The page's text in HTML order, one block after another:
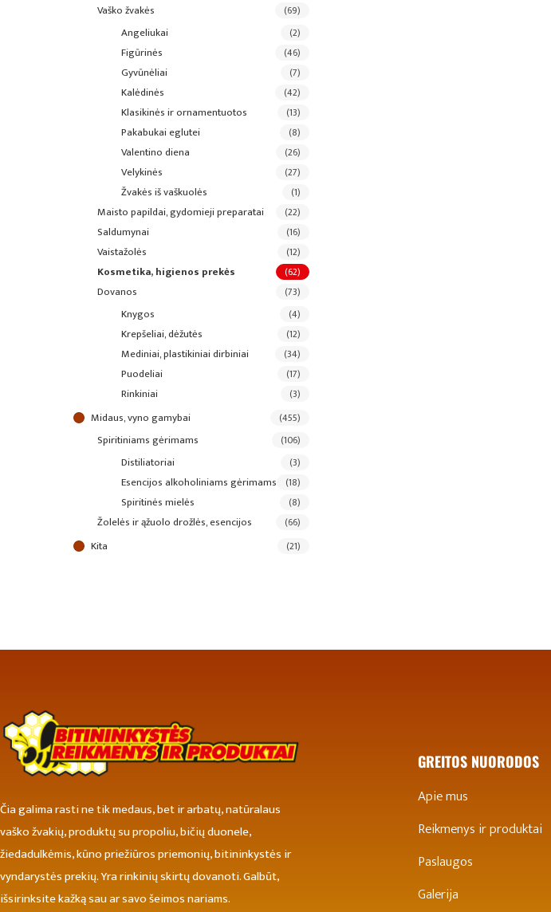
vaško žvakės (69)
angeliukai (2)
figūrinės (46)
gyvūnėliai (7)
kalėdinės (42)
klasikinės ir ornamentuotos (13)
pakabukai eglutei (8)
valentino diena (26)
velykinės (27)
žvakės iš vaškuolės (1)
maisto papildai, gydomieji preparatai (22)
saldumynai (16)
vaistažolės (12)
kosmetika, higienos prekės (62)
dovanos (73)
knygos (4)
krepšeliai, dėžutės (12)
mediniai, plastikiniai dirbiniai (34)
puodeliai (17)
rinkiniai (3)
midaus, vyno gamybai (455)
spiritiniams gėrimams (106)
distiliatoriai (3)
esencijos alkoholiniams gėrimams (18)
spiritinės mielės (8)
žolelės ir ąžuolo drožlės, esencijos (66)
kita (21)
Čia galima rasti ne tik medaus, bet ir arbatų, natūralaus
vaško žvakių, produktų su propoliu, bičių duonele,
žiedadulkėmis, kūno priežiūros priemonių, bitininkystės ir
vyndarystės prekių. Yra rinkinių skirtų dovanoti. Galbūt,
išsirinksite kažką sau ar savo šeimos nariams.
GREITOS NUORODOS
Apie mus
Reikmenys ir produktai
Paslaugos
Galerija